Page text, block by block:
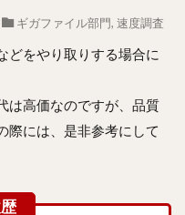
ギガファイル部門, 速度調査
どをやり取りする場合に
は高価なのですが、品質
際には、是非参考にして